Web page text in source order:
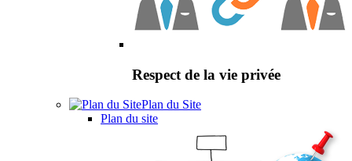
Respect de la vie privée
Plan du Site
Plan du site